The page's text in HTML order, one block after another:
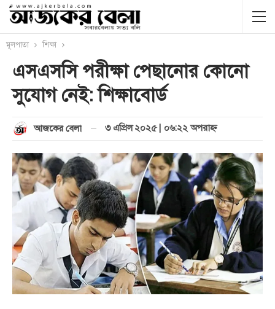
মূলপাতা শিক্ষা
এসএসসি পরীক্ষা পেছানোর কোনো
সুযোগ নেই: শিক্ষাবোর্ড
আজকের বেলা ৩ এপ্রিল ২০২৫ | ০৬:২২ অপরাহ্ণ